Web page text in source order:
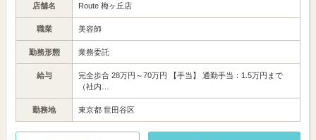
店舗名 Route 梅ヶ丘店
職業 美容師
勤務形態 業務委託
給与
完全歩合 28万円～70万円 【手当】 通勤手当：1.5万円まで
（社内…
勤務地 東京都 世田谷区